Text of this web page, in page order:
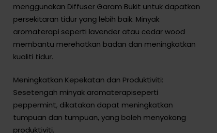
menggunakan Diffuser Garam Bukit untuk dapatkan
persekitaran tidur yang lebih baik. Minyak
aromaterapi seperti lavender atau cedar wood
membantu merehatkan badan dan meningkatkan
kualiti tidur.
Meningkatkan Kepekatan dan Produktiviti:
Sesetengah minyak aromaterapiseperti
peppermint, dikatakan dapat meningkatkan
tumpuan dan tumpuan, yang boleh menyokong
produktiviti.